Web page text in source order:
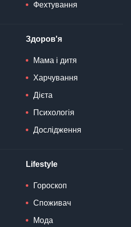
Фехтування
Здоров'я
Мама і дитя
Харчування
Дієта
Психологія
Дослідження
Lifestyle
Гороскоп
Споживач
Мода